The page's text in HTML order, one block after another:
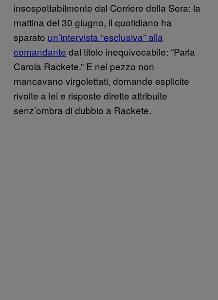
insospettabilmente dal Corriere della Sera: la
mattina del 30 giugno, il quotidiano ha
sparato un’intervista “esclusiva” alla
comandante dal titolo inequivocabile: “Parla
Carola Rackete.” E nel pezzo non
mancavano virgolettati, domande esplicite
rivolte a lei e risposte dirette attribuite
senz’ombra di dubbio a Rackete.